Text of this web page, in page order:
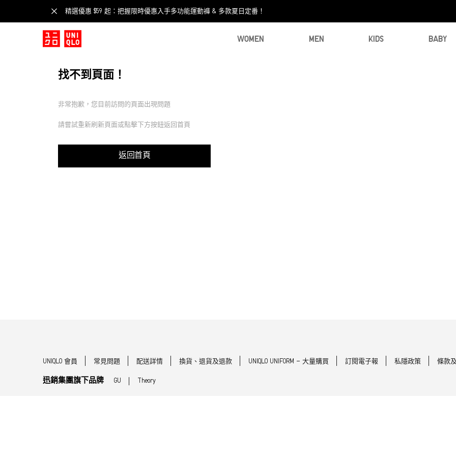
精選優惠 $59 起：把握限時優惠入手多功能運動褲 & 多款夏日定番！​
WOMEN MEN KIDS BABY
找不到頁面！
非常抱歉，您目前訪問的頁面出現問題
請嘗試重新刷新頁面或點擊下方按鈕返回首頁
返回首頁
UNIQLO 會員 常見問題 配送詳情 換貨、退貨及退款 UNIQLO UNIFORM - 大量購買 訂閱電子報 私隱政策 條款
迅銷集團旗下品牌 GU Theory